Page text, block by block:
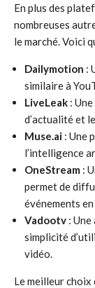
En plus des
nombreuses
le marché. Voici
Dailymotion :
similaire à
LiveLeak :
d’actualité et
Muse.ai : Une
l’intelligence
OneStream :
permet de
événements
Vadootv :
simplicité
vidéo.
Le meilleur choix